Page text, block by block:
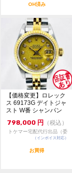
OH済み
【価格変更】ロレック
ス 69173G デイトジャ
スト W番 シャンパン
798,000 円 （税込）
トケマー宅配代行出品（委
託販売）
（インボイス対応）
お買得